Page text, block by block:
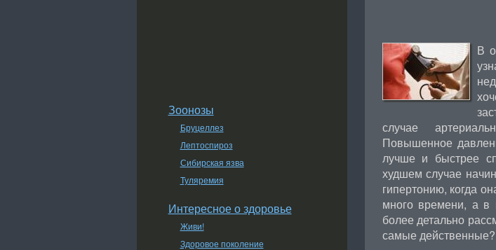
В
случае
Повышенное
лучше и быстрее
худшем случае
гипертонию, когда
много времени, а в
более детально
самые действенные?
Зоонозы
Бруцеллез
Лептоспироз
Сибирская язва
Туляремия
Интересное о здоровье
Живи!
Здоровое поколение